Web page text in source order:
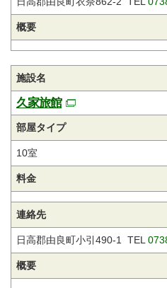
概要
施設名
久家旅館
部屋タイプ
10室
料金
連絡先
日高郡由良町小引490-1 TEL
概要